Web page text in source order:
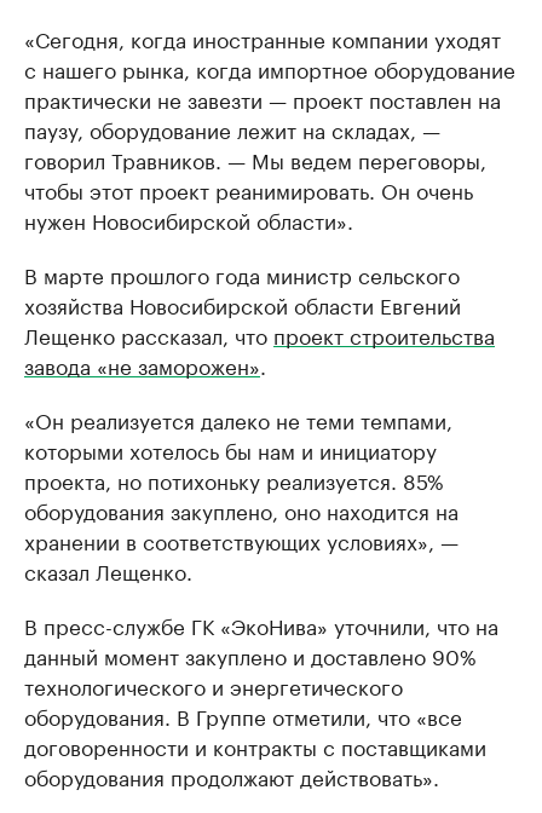
«Сегодня, когда иностранные компании уходят
с нашего рынка, когда импортное оборудование
практически не завезти — проект поставлен на
паузу, оборудование лежит на складах, —
говорил Травников. — Мы ведем переговоры,
чтобы этот проект реанимировать. Он очень
нужен Новосибирской области».
В марте прошлого года министр сельского
хозяйства Новосибирской области Евгений
Лещенко рассказал, что проект строительства
завода «не заморожен»
«Он реализуется далеко не теми темпами,
которыми хотелось бы нам и инициатору
проекта, но потихоньку реализуется. 85%
оборудования закуплено, оно находится на
хранении в соответствующих условиях», —
сказал Лещенко.
В пресс-службе ГК «ЭкоНива» уточнили, что на
данный момент закуплено и доставлено 90%
технологического и энергетического
оборудования. В Группе отметили, что «все
договоренности и контракты с поставщиками
оборудования продолжают действовать».